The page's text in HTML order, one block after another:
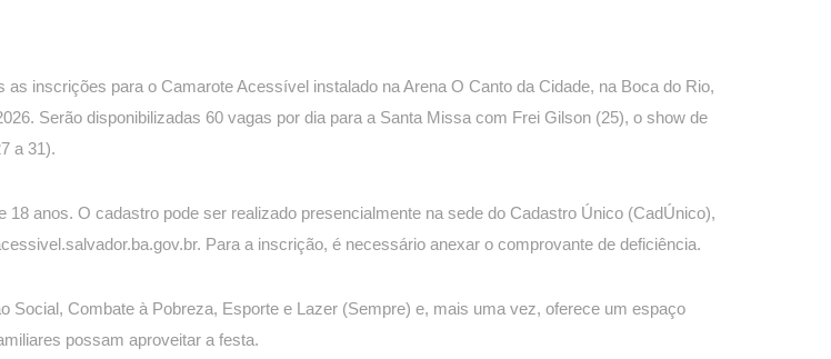
inscrições para o Camarote Acessível instalado na Arena O Canto da Cidade, na Boca do Rio,
Serão disponibilizadas 60 vagas por dia para a Santa Missa com Frei Gilson (25), o show de
a 31).
anos. O cadastro pode ser realizado presencialmente na sede do Cadastro Único (CadÚnico),
Para a inscrição, é necessário anexar o comprovante de deficiência.
Combate à Pobreza, Esporte e Lazer (Sempre) e, mais uma vez, oferece um espaço
possam aproveitar a festa.